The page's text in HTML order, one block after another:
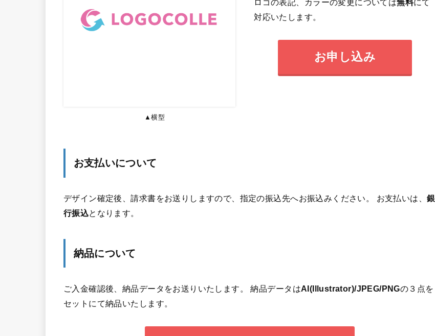
▲横型
ロゴの表記、カラーの変更については無料にて
対応いたします。
お申し込み
お支払いについて
デザイン確定後、請求書をお送りしますので、指定の振込先へお振込みください。 お支払いは、銀
行振込となります。
納品について
ご入金確認後、納品データをお送りいたします。 納品データはAI(Illustrator)/JPEG/PNGの３点を
セットにて納品いたします。